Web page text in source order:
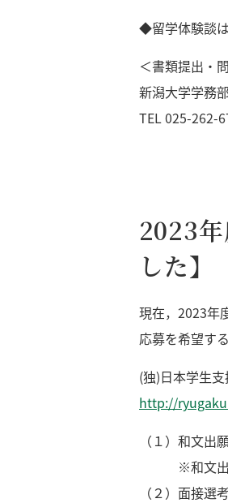
◆留学体験談は
＜書類提出・
新潟大学学務
TEL 025-
2023
した】
現在，2023年
応募を希望す
(独)日本学生
http://
（１）和文
※和文出願
（２）面接選